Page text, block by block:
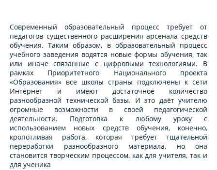
Современный образовательный процесс требует от
педагогов существенного расширения арсенала средств
обучения. Таким образом, в образовательный процесс
учебного заведения водятся новые формы обучения, так
или иначе связанные с цифровыми технологиями. В
рамках Приоритетного Национального проекта
«Образования» все школы страны подключены к сети
Интернет и имеют достаточное количество
разнообразной технической базы. И это даёт учителю
огромные возможности в своей педагогической
деятельности. Подготовка к любому уроку с
использованием новых средств обучения, конечно,
кропотливая работа, которая требует тщательной
переработки разнообразного материала, но она
становится творческим процессом, как для учителя, так и
для ученика